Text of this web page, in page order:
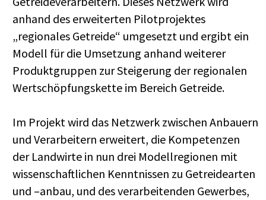
anhand des erweiterten Pilotprojektes
„regionales Getreide“ umgesetzt und ergibt ein
Modell für die Umsetzung anhand weiterer
Produktgruppen zur Steigerung der regionalen
Wertschöpfungskette im Bereich Getreide.
Im Projekt wird das Netzwerk zwischen Anbauern
und Verarbeitern erweitert, die Kompetenzen
der Landwirte in nun drei Modellregionen mit
wissenschaftlichen Kenntnissen zu Getreidearten
und –anbau, und des verarbeitenden Gewerbes,